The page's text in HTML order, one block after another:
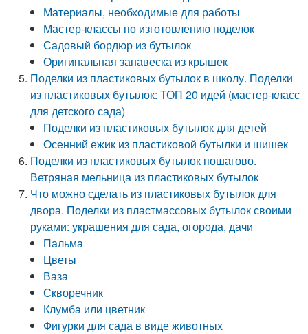
Материалы, необходимые для работы
Мастер-классы по изготовлению поделок
Садовый бордюр из бутылок
Оригинальная занавеска из крышек
Поделки из пластиковых бутылок в школу. Поделки
из пластиковых бутылок: ТОП 20 идей (мастер-класс
для детского сада)
Поделки из пластиковых бутылок для детей
Осенний ежик из пластиковой бутылки и шишек
Поделки из пластиковых бутылок пошагово.
Ветряная мельница из пластиковых бутылок
Что можно сделать из пластиковых бутылок для
двора. Поделки из пластмассовых бутылок своими
руками: украшения для сада, огорода, дачи
Пальма
Цветы
Ваза
Скворечник
Клумба или цветник
Фигурки для сада в виде животных